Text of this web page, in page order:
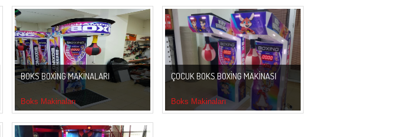
8 9 10 11 12
BOKS BOXİNG MAKİNALARI
Boks Makinaları
ÇOCUK BOKS BOXİNG MAKİNASI
Boks Makinaları